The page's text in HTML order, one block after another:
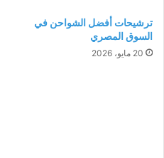
ترشيحات أفضل الشواحن في
السوق المصري
20 مايو، 2026